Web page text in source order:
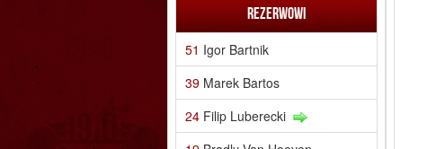
Rezerwowi
51 Igor Bartnik
39 Marek Bartos
24 Filip Luberecki